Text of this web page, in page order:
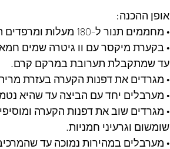
אופן ההכנה:
• מחממים תנור ל-180 מעלות ומרפדים תבנית תנור בנייר אפייה.
• בקערת מיקסר עם וו גיטרה שמים
עד שמתקבלת תערובת במרקם קרם.
• מגרדים את דפנות הקערה בעזרת
• מערבלים יחד עם הביצה עד שהיא
• מגרדים שוב את דפנות הקערה
שומשום וגרעיני חמניות.
• מערבלים במהירות נמוכה עד